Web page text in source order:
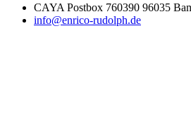
CAYA Postbox 760390 96035
info@enrico-rudolph.de